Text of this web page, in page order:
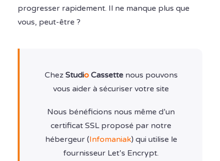
progresser rapidement. Il ne manque plus que
vous, peut-être ?
Chez StudioCassettenous pouvons
vous aider à sécuriser votre site
Nous bénéficions nous même d’un
certificat SSL proposé par notre
hébergeur (Infomaniak) qui utilise le
fournisseur Let’s Encrypt.